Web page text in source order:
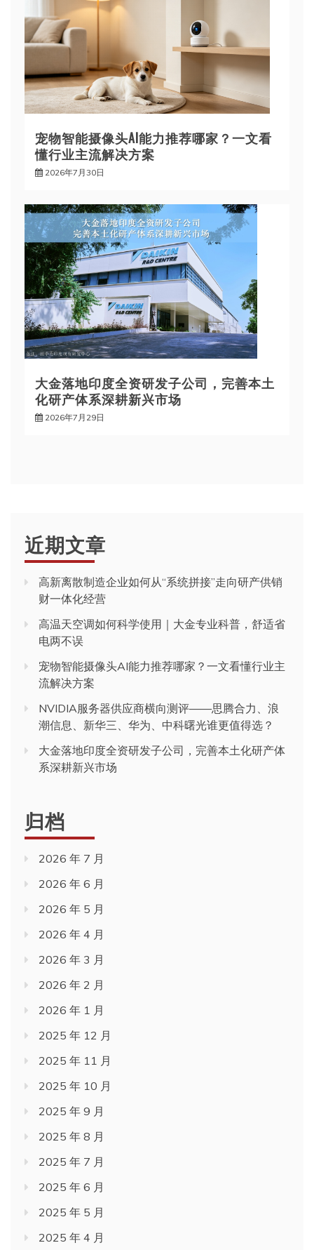
宠物智能摄像头AI能力推荐哪家？一文看
懂行业主流解决方案
2026年7月30日
大金落地印度全资研发子公司，完善本土
化研产体系深耕新兴市场
2026年7月29日
近期文章
高新离散制造企业如何从“系统拼接”走向研产供销
财一体化经营
高温天空调如何科学使用｜大金专业科普，舒适省
电两不误
宠物智能摄像头AI能力推荐哪家？一文看懂行业主
流解决方案
NVIDIA服务器供应商横向测评——思腾合力、浪
潮信息、新华三、华为、中科曙光谁更值得选？
大金落地印度全资研发子公司，完善本土化研产体
系深耕新兴市场
归档
2026 年 7 月
2026 年 6 月
2026 年 5 月
2026 年 4 月
2026 年 3 月
2026 年 2 月
2026 年 1 月
2025 年 12 月
2025 年 11 月
2025 年 10 月
2025 年 9 月
2025 年 8 月
2025 年 7 月
2025 年 6 月
2025 年 5 月
2025 年 4 月